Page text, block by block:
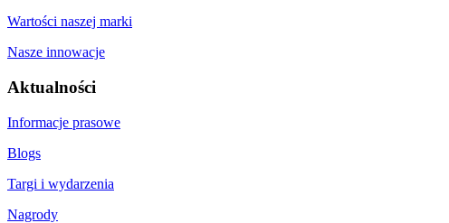
Wartości naszej marki
Nasze innowacje
Aktualności
Informacje prasowe
Blogs
Targi i wydarzenia
Nagrody